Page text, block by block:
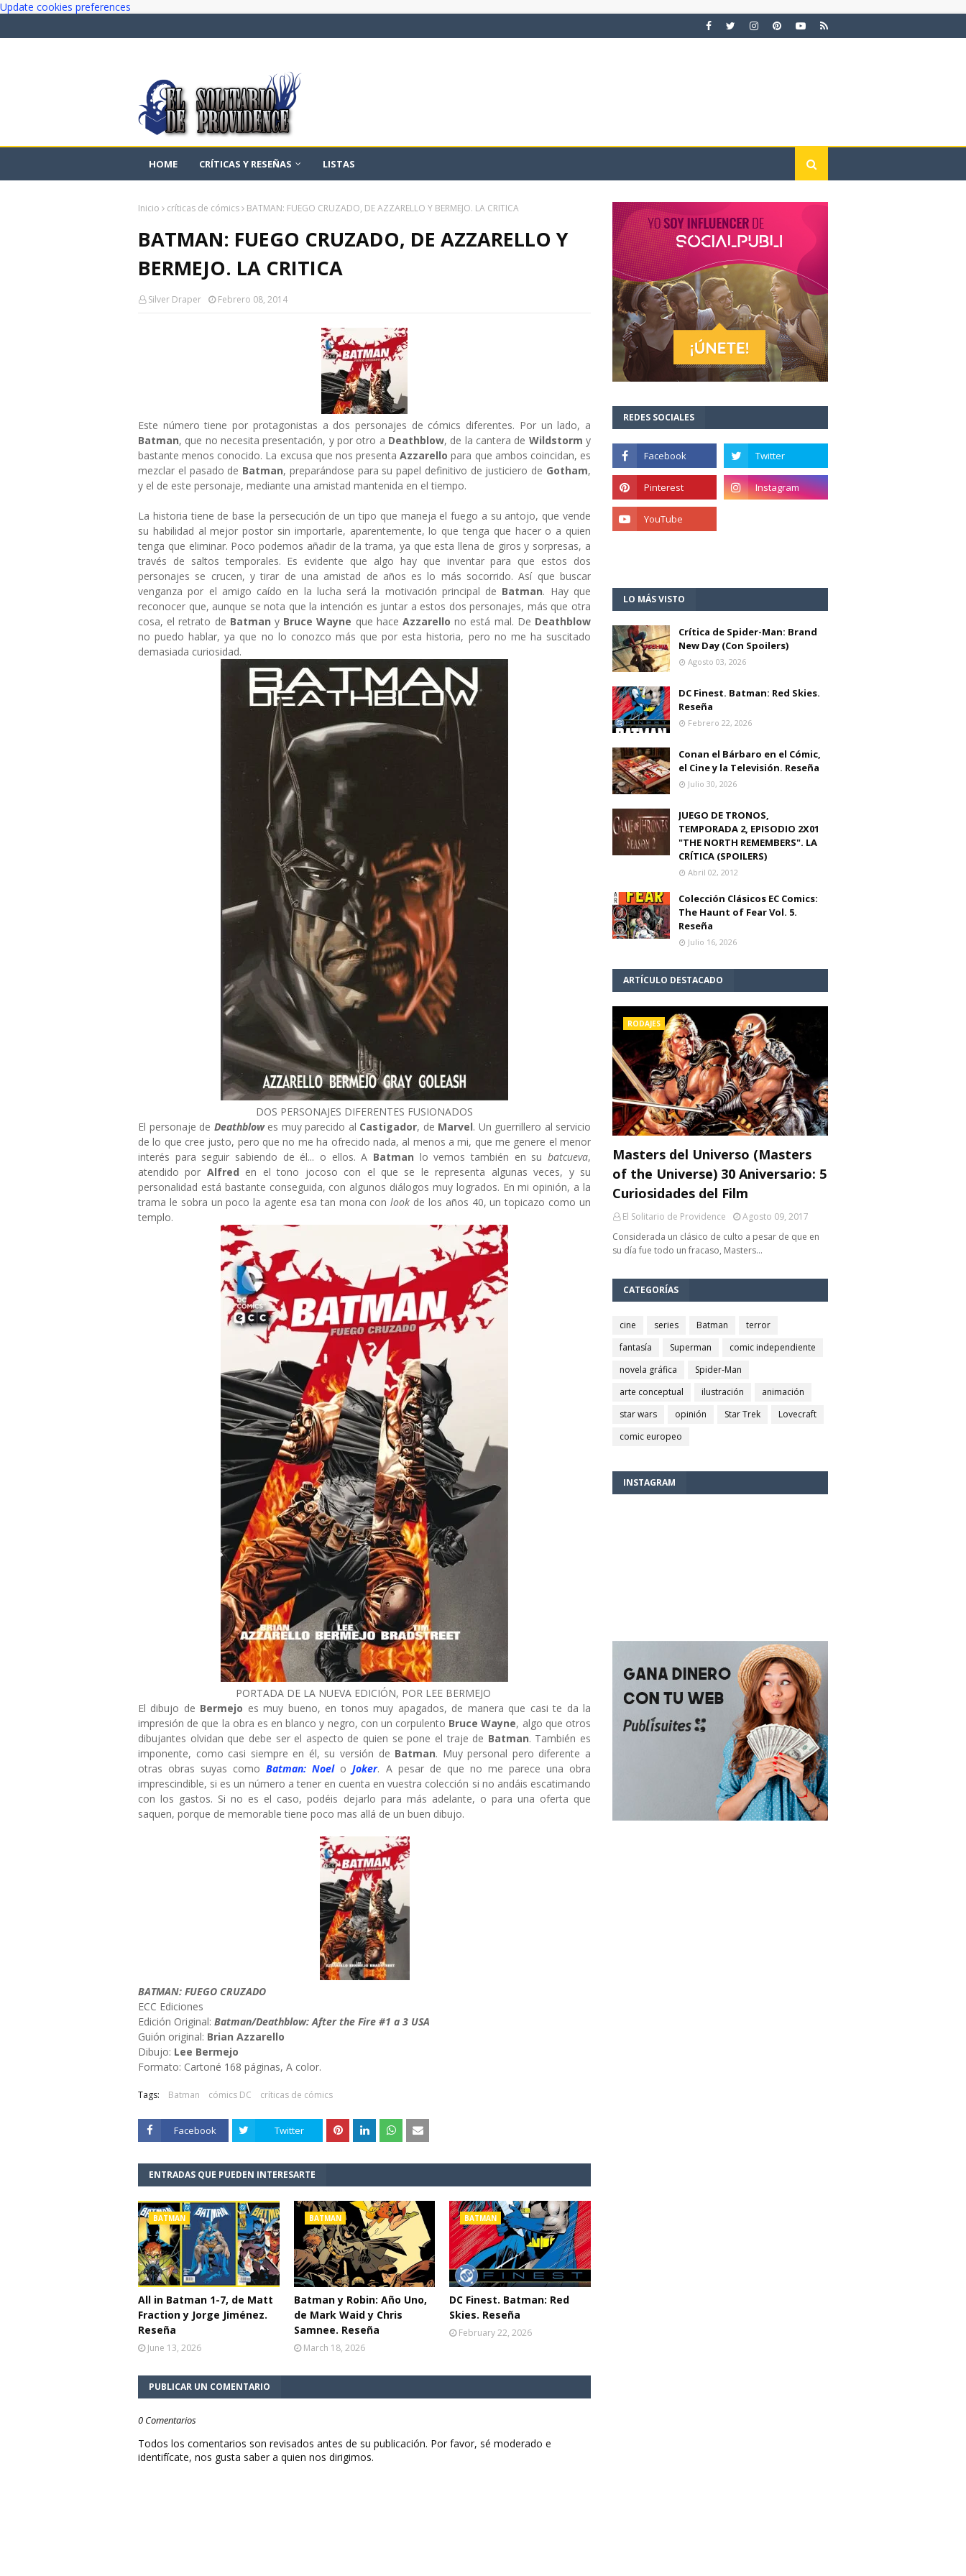
Update cookies preferences
HOME CRÍTICAS Y RESEÑAS LISTAS
Inicio críticas de cómics BATMAN: FUEGO CRUZADO, DE AZZARELLO Y BERMEJO. LA CRITICA
BATMAN: FUEGO CRUZADO, DE AZZARELLO Y
BERMEJO. LA CRITICA
Silver Draper Febrero 08, 2014
Este número tiene por protagonistas a dos personajes de cómics diferentes. Por un lado, a
Batman, que no necesita presentación, y por otro a Deathblow, de la cantera de Wildstormy
bastante menos conocido. La excusa que nos presentaAzzarello para que ambos coincidan, es
mezclar el pasado de Batman, preparándose para su papel definitivo de justiciero de Gotham,
y el de este personaje, mediante una amistad mantenida en el tiempo.
La historia tiene de base la persecución de un tipo que maneja el fuego a su antojo, que vende
su habilidad al mejor postor sin importarle, aparentemente, lo que tenga que hacer o a quien
tenga que eliminar. Poco podemos añadir de la trama, ya que esta llena de giros y sorpresas, a
través de saltos temporales. Es evidente que algo hay que inventar para que estos dos
personajes se crucen, y tirar de una amistad de años es lo más socorrido. Así que buscar
venganza por el amigo caído en la lucha será la motivación principal de Batman. Hay que
reconocer que, aunque se nota que la intención es juntar a estos dos personajes, más que otra
cosa, el retrato de Batman y Bruce Wayne que haceAzzarello no está mal. De Deathblow
no puedo hablar, ya que no lo conozco más que por esta historia, pero no me ha suscitado
demasiada curiosidad.
DOS PERSONAJES DIFERENTES FUSIONADOS
El personaje de Deathblowes muy parecido al Castigador, de Marvel. Un guerrillero al servicio
de lo que cree justo, pero que no me ha ofrecido nada, al menos a mi, que me genere el menor
interés para seguir sabiendo de él... o ellos. A Batman lo vemos también en su batcueva,
atendido por Alfred en el tono jocoso con el que se le representa algunas veces, y su
personalidad está bastante conseguida, con algunos diálogos muy logrados. En mi opinión, a la
trama le sobra un poco la agente esa tan mona conlook de los años 40, un topicazo como un
templo.
PORTADA DE LA NUEVA EDICIÓN, POR LEE BERMEJO
El dibujo de Bermejo es muy bueno, en tonos muy apagados, de manera que casi te da la
impresión de que la obra es en blanco y negro, con un corpulento Bruce Wayne, algo que otros
dibujantes olvidan que debe ser el aspecto de quien se pone el traje de Batman. También es
imponente, como casi siempre en él, su versión de Batman. Muy personal pero diferente a
otras obras suyas comoBatman: NoeloJoker. A pesar de que no me parece una obra
imprescindible, si es un número a tener en cuenta en vuestra colección si no andáis escatimando
con los gastos. Si no es el caso, podéis dejarlo para más adelante, o para una oferta que
saquen, porque de memorable tiene poco mas allá de un buen dibujo.
BATMAN: FUEGO CRUZADO
ECC Ediciones
Edición Original: Batman/Deathblow: After the Fire #1 a 3 USA
Guión original: Brian Azzarello
Dibujo: Lee Bermejo
Formato: Cartoné 168 páginas, A color.
Tags: Batman cómics DC críticas de cómics
Facebook Twitter
ENTRADAS QUE PUEDEN INTERESARTE
BATMAN
All in Batman 1-7, de Matt
Fraction y Jorge Jiménez.
Reseña
June 13, 2026
BATMAN
Batman y Robin: Año Uno,
de Mark Waid y Chris
Samnee. Reseña
March 18, 2026
BATMAN
DC Finest. Batman: Red
Skies. Reseña
February 22, 2026
PUBLICAR UN COMENTARIO
0 Comentarios
Todos los comentarios son revisados antes de su publicación. Por favor, sé moderado e
identifícate, nos gusta saber a quien nos dirigimos.
REDES SOCIALES
LO MÁS VISTO
Crítica de Spider-Man: Brand
New Day (Con Spoilers)
Agosto 03, 2026
DC Finest. Batman: Red Skies.
Reseña
Febrero 22, 2026
Conan el Bárbaro en el Cómic,
el Cine y la Televisión. Reseña
Julio 30, 2026
JUEGO DE TRONOS,
TEMPORADA 2, EPISODIO 2X01
"THE NORTH REMEMBERS". LA
CRÍTICA (SPOILERS)
Abril 02, 2012
Colección Clásicos EC Comics:
The Haunt of Fear Vol. 5.
Reseña
Julio 16, 2026
ARTÍCULO DESTACADO
RODAJES
Masters del Universo (Masters
of the Universe) 30 Aniversario: 5
Curiosidades del Film
El Solitario de Providence
Agosto 09, 2017
Considerada un clásico de culto a pesar de que en
su día fue todo un fracaso, Masters…
CATEGORÍAS
cine series Batman
terror
fantasía
Superman
comic independiente
novela gráfica
Spider-Man
arte conceptual
ilustración
animación
star wars
opinión Star Trek
Lovecraft
comic europeo
INSTAGRAM